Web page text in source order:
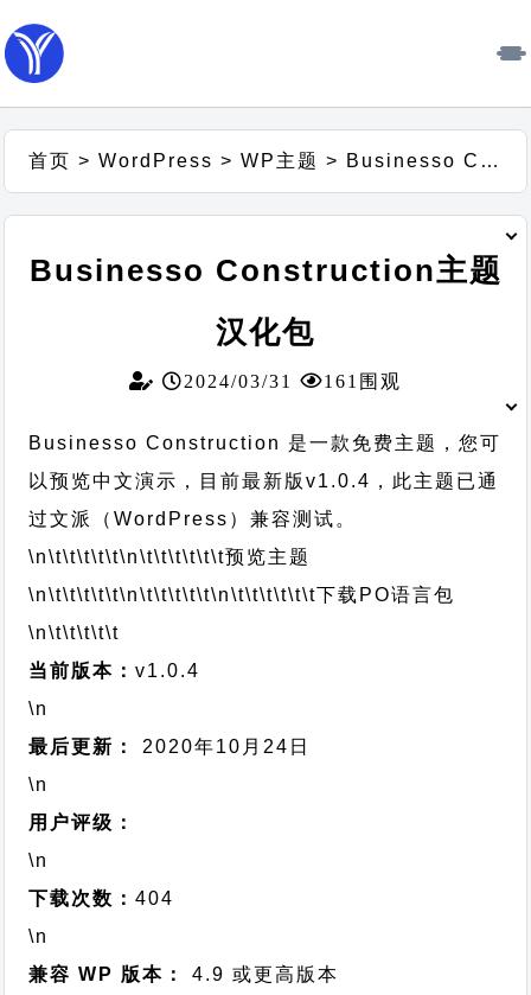
首页 >WordPress >WP主题 > Businesso Construction主题汉化包
Businesso Construction主题
汉化包
2024/03/31 161围观
Businesso Construction 是一款免费主题，您可
以预览中文演示，目前最新版v1.0.4，此主题已通
过文派（WordPress）兼容测试。
\n\t\t\t\t\t\n\t\t\t\t\t\t预览主题
\n\t\t\t\t\t\n\t\t\t\t\t\n\t\t\t\t\t\t下载PO语言包
\n\t\t\t\t\t
当前版本：v1.0.4
\n
最后更新：
2020年10月24日
\n
用户评级：
\n
下载次数：404
\n
兼容 WP 版本：
4.9 或更高版本